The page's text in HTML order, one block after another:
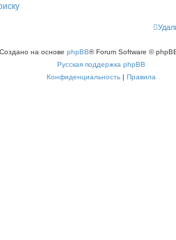
Создано на основе phpBB® Forum Software ©
Русская поддержка phpBB
Конфиденциальность | Правила